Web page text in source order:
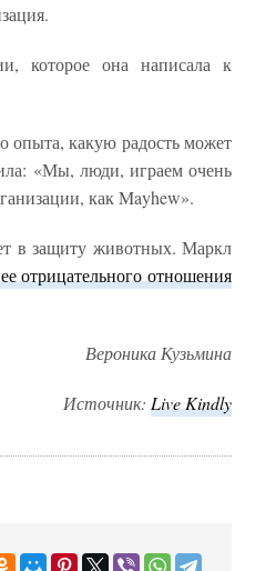
которое она написала к
опыта, какую радость может
«Мы, люди, играем очень
как Mayhew».
в защиту животных. Маркл
отрицательного отношения
Вероника Кузьмина
Источник: Live Kindly